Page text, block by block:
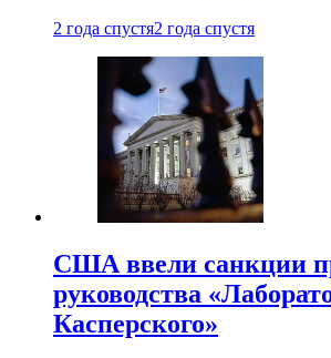
2 года спустя2 года спустя
США ввели санкции
руководства
Касперского»